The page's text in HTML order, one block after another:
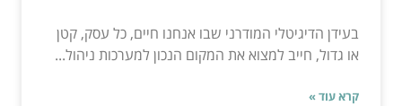
בעידן הדיגיטלי המודרני שבו אנחנו חיים, כל עסק, קטן
או גדול, חייב למצוא את המקום הנכון למערכות ניהול...
קרא עוד »